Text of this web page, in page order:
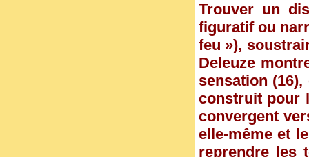
Trouver un
figuratif ou
feu »),
Deleuze
sensation
construit pour
convergent
elle-même et
reprendre les